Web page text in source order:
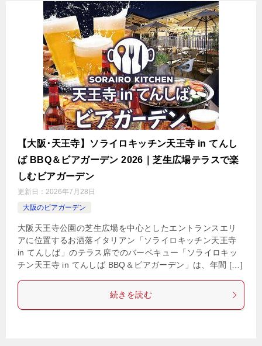
【大阪･天王寺】ソライロキッチン天王寺 in てんし
ば BBQ＆ビアガーデン 2026｜芝生広場テラスで楽
しむビアガーデン
更新日： 2026年7月28日
大阪のビアガーデン
大阪天王寺公園の芝生広場を中心としたエントランスエリ
アに位置するお洒落イタリアン「ソライロキッチン天王寺
in てんしば」のテラス席でのバーベキュー「ソライロキッ
チン天王寺 in てんしば BBQ＆ビアガーデン」は、年間 […]
続きを読む